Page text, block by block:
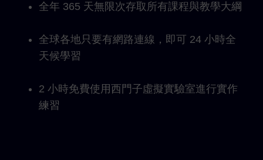
全年 365 天無限次存取所有課程與教學大綱
全球各地只要有網路連線，即可 24 小時全
天候學習
2 小時免費使用西門子虛擬實驗室進行實作
練習